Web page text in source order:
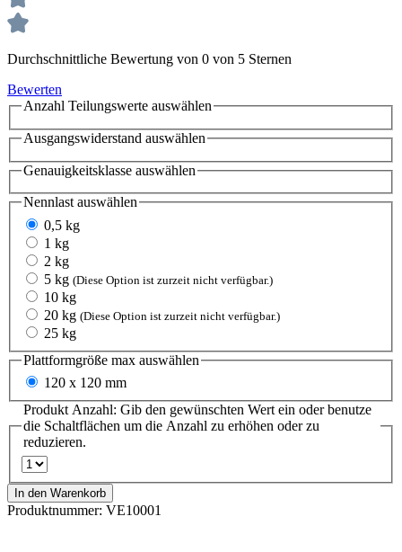
Durchschnittliche Bewertung von 0 von 5 Sternen
Bewerten
Anzahl Teilungswerte auswählen
Ausgangswiderstand auswählen
Genauigkeitsklasse auswählen
Nennlast auswählen
0,5 kg
1 kg
2 kg
5 kg (Diese Option ist zurzeit nicht verfügbar.)
10 kg
20 kg (Diese Option ist zurzeit nicht verfügbar.)
25 kg
Plattformgröße max auswählen
120 x 120 mm
Produkt Anzahl: Gib den gewünschten Wert ein oder benutze
die Schaltflächen um die Anzahl zu erhöhen oder zu
reduzieren.
In den Warenkorb
Produktnummer: VE10001